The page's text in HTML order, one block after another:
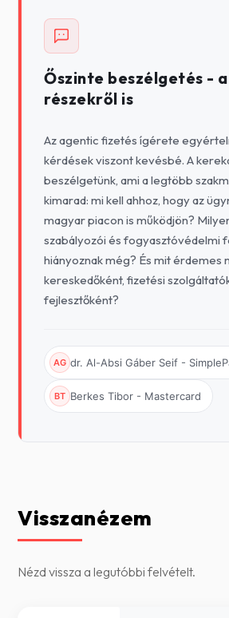
Őszinte beszélgetés -
részekről is
Az agentic fizetés ígérete
kérdések viszont kevésbé. A
beszélgetünk, ami a legtöbb
kimarad: mi kell ahhoz, hogy az
magyar piacon is működjön?
szabályozói és fogyasztóvédelmi
hiányoznak még? És mit érdemes
kereskedőként, fizetési
fejlesztőként?
AG dr. Al-Absi Gáber Seif -
BT Berkes Tibor - Mastercard
Visszanézem
Nézd vissza a legutóbbi felvételt.